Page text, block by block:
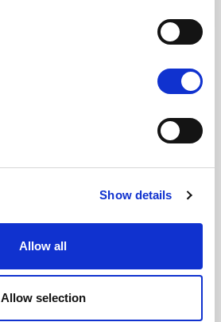
Show details
Allow all
Allow selection